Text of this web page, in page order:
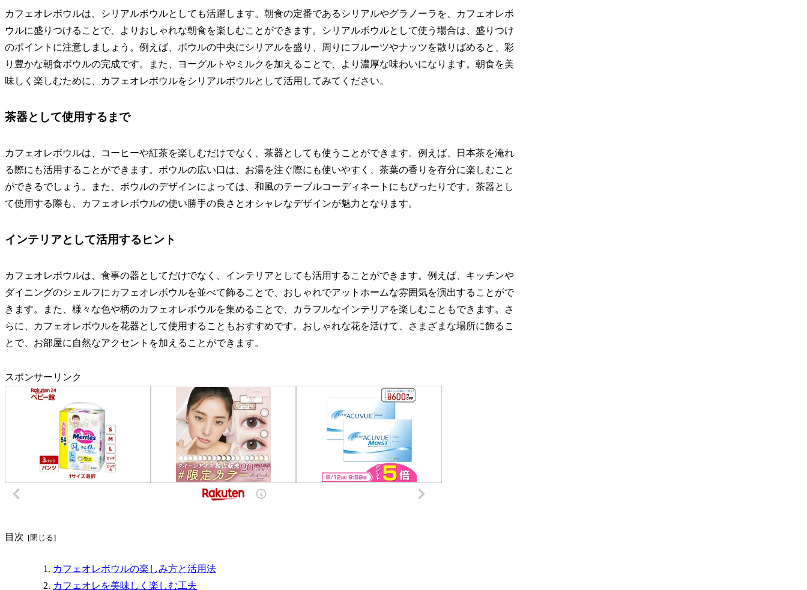
カフェオレボウルは、シリアルボウルとしても活躍します。朝食の定番であるシリアルやグラノーラを、カフェオレボ
ウルに盛りつけることで、よりおしゃれな朝食を楽しむことができます。シリアルボウルとして使う場合は、盛りつけ
のポイントに注意しましょう。例えば、ボウルの中央にシリアルを盛り、周りにフルーツやナッツを散りばめると、彩
り豊かな朝食ボウルの完成です。また、ヨーグルトやミルクを加えることで、より濃厚な味わいになります。朝食を美
味しく楽しむために、カフェオレボウルをシリアルボウルとして活用してみてください。
茶器として使用するまで
カフェオレボウルは、コーヒーや紅茶を楽しむだけでなく、茶器としても使うことができます。例えば、日本茶を淹れ
る際にも活用することができます。ボウルの広い口は、お湯を注ぐ際にも使いやすく、茶葉の香りを存分に楽しむこと
ができるでしょう。また、ボウルのデザインによっては、和風のテーブルコーディネートにもぴったりです。茶器とし
て使用する際も、カフェオレボウルの使い勝手の良さとオシャレなデザインが魅力となります。
インテリアとして活用するヒント
カフェオレボウルは、食事の器としてだけでなく、インテリアとしても活用することができます。例えば、キッチンや
ダイニングのシェルフにカフェオレボウルを並べて飾ることで、おしゃれでアットホームな雰囲気を演出することがで
きます。また、様々な色や柄のカフェオレボウルを集めることで、カラフルなインテリアを楽しむこともできます。さ
らに、カフェオレボウルを花器として使用することもおすすめです。おしゃれな花を活けて、さまざまな場所に飾るこ
とで、お部屋に自然なアクセントを加えることができます。
スポンサーリンク
目次
カフェオレボウルの楽しみ方と活用法
カフェオレを美味しく楽しむ工夫